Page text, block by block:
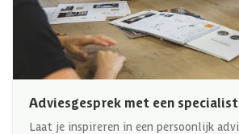
Adviesgesprek met een specialist
Laat je inspireren in een persoonlijk